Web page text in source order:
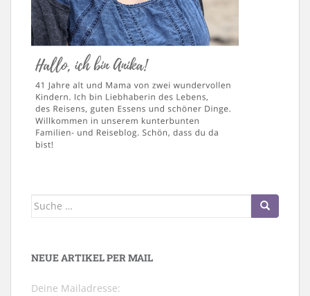
Suche
NEUE ARTIKEL PER MAIL
Deine Mailadresse: